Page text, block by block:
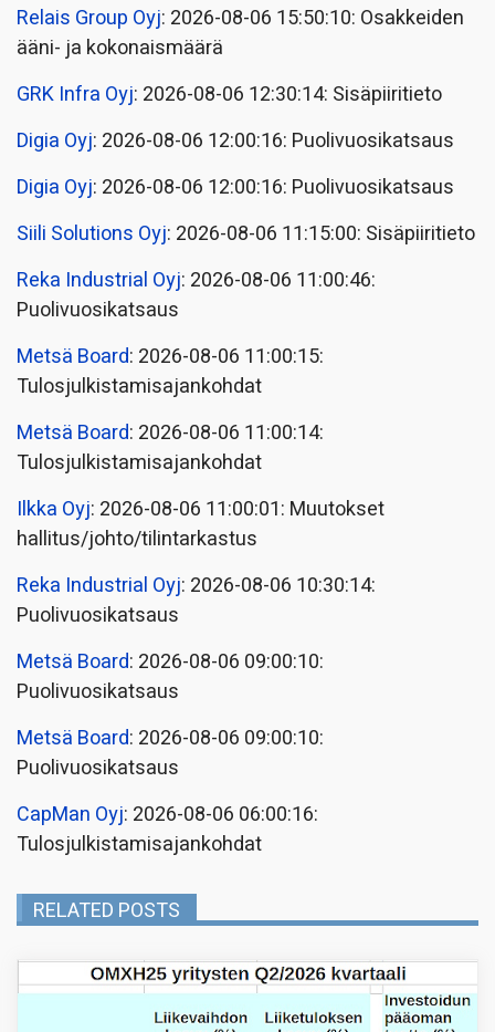
Relais Group Oyj: 2026-08-06 15:50:10: Osakkeiden
ääni- ja kokonaismäärä
GRK Infra Oyj: 2026-08-06 12:30:14: Sisäpiiritieto
Digia Oyj: 2026-08-06 12:00:16: Puolivuosikatsaus
Digia Oyj: 2026-08-06 12:00:16: Puolivuosikatsaus
Siili Solutions Oyj: 2026-08-06 11:15:00: Sisäpiiritieto
Reka Industrial Oyj: 2026-08-06 11:00:46:
Puolivuosikatsaus
Metsä Board: 2026-08-06 11:00:15:
Tulosjulkistamisajankohdat
Metsä Board: 2026-08-06 11:00:14:
Tulosjulkistamisajankohdat
Ilkka Oyj: 2026-08-06 11:00:01: Muutokset
hallitus/johto/tilintarkastus
Reka Industrial Oyj: 2026-08-06 10:30:14:
Puolivuosikatsaus
Metsä Board: 2026-08-06 09:00:10:
Puolivuosikatsaus
Metsä Board: 2026-08-06 09:00:10:
Puolivuosikatsaus
CapMan Oyj: 2026-08-06 06:00:16:
Tulosjulkistamisajankohdat
RELATED POSTS